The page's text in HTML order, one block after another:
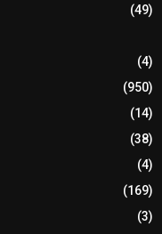
(49)
(4)
(950)
(14)
(38)
(4)
(169)
(3)